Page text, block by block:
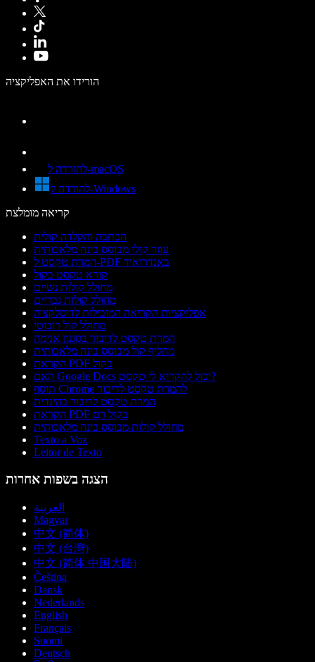
הורידו את האפליקציה
להורדה ל-macOS
להורדה ל-Windows
קריאה מומלצת
הכתבה והקלדה קולית
עוזר קולי מבוסס בינה מלאכותית
המרת טקסט ל-PDF באנדרואיד
קורא טקסט בקול
מחולל קולות נשיים
מחולל קולות גבריים
אפליקציות הקריאה המובילות לדיסלקציה
מחולל קול רובוטי
המרת טקסט לדיבור בסגנון אנימה
מחליף קול מבוסס בינה מלאכותית
הקראת PDF בקול
האם Google Docs יכול להקריא לי טקסט?
תוסף Chrome להמרת טקסט לדיבור
המרת טקסט לדיבור בהינדית
הקראת PDF בקול רם
מחולל קולות מבוסס בינה מלאכותית
Texto a Voz
Leitor de Texto
הצגה בשפות אחרות
العربية
Magyar
中文 (简体)
中文 (台灣)
中文 (简体 中国大陆)
Čeština
Dansk
Nederlands
English
Français
Suomi
Deutsch